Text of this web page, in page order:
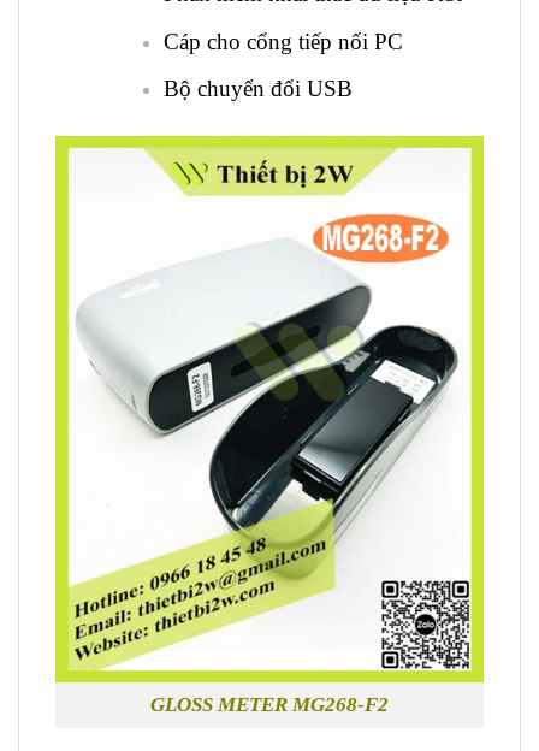
Cáp cho cổng tiếp nối PC
Bộ chuyển đổi USB
GLOSS METER MG268-F2